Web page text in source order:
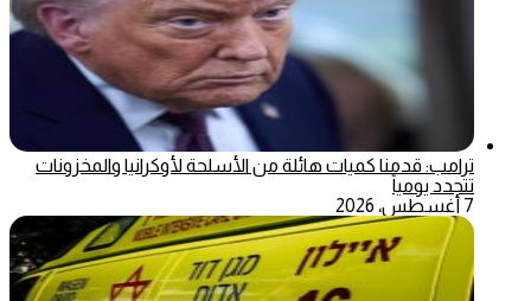
ترامب: قدمنا كميات هائلة من الأسلحة لأوكرانيا والمخزونات
تتجدد يومياً
7 أغسطس، 2026